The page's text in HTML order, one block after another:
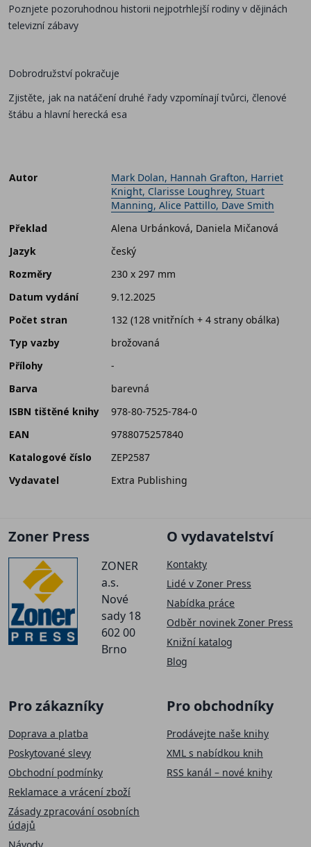
Poznjete pozoruhodnou historii nejpotrhlejší rodiny v dějinách
televizní zábavy
Dobrodružství pokračuje
Zjistěte, jak na natáčení druhé řady vzpomínají tvůrci, členové
štábu a hlavní herecká esa
Autor
Mark Dolan, Hannah Grafton, Harriet
Knight, Clarisse Loughrey, Stuart
Manning, Alice Pattillo, Dave Smith
Překlad
Alena Urbánková, Daniela Mičanová
Jazyk
český
Rozměry
230 x 297 mm
Datum vydání
9.12.2025
Počet stran
132 (128 vnitřních + 4 strany obálka)
Typ vazby
brožovaná
Přílohy
-
Barva
barevná
ISBN tištěné knihy
978-80-7525-784-0
EAN
9788075257840
Katalogové číslo
ZEP2587
Vydavatel
Extra Publishing
Zoner Press
ZONER
a.s.
Nové
sady 18
602 00
Brno
O vydavatelství
Kontakty
Lidé v Zoner Press
Nabídka práce
Odběr novinek Zoner Press
Knižní katalog
Blog
Pro zákazníky
Doprava a platba
Poskytované slevy
Obchodní podmínky
Reklamace a vrácení zboží
Zásady zpracování osobních
údajů
Návody
Pro obchodníky
Prodávejte naše knihy
XML s nabídkou knih
RSS kanál – nové knihy